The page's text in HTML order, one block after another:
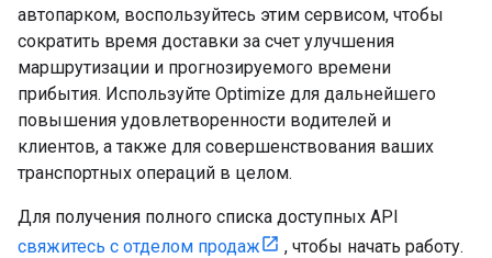
автопарком, воспользуйтесь этим сервисом, чтобы
сократить время доставки за счет улучшения
маршрутизации и прогнозируемого времени
прибытия. Используйте Optimize для дальнейшего
повышения удовлетворенности водителей и
клиентов, а также для совершенствования ваших
транспортных операций в целом.
Для получения полного списка доступных API
свяжитесь с отделом продаж
, чтобы начать работу.